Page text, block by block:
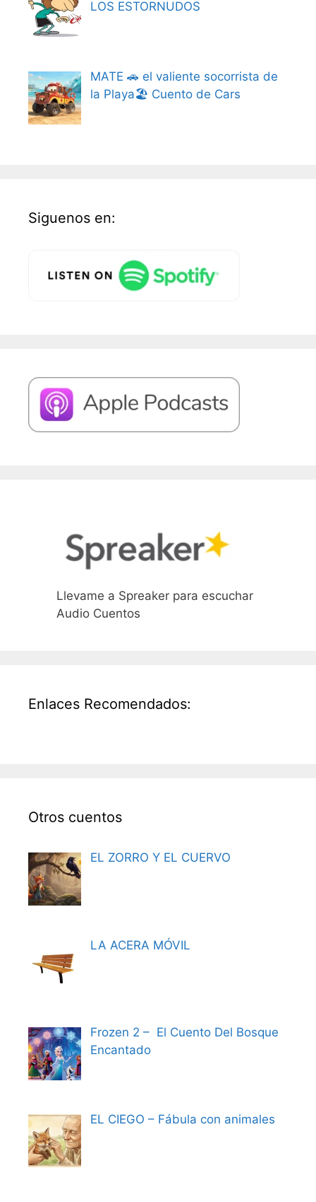
LOS ESTORNUDOS
MATE 🚗 el valiente socorrista de
la Playa🏖️ Cuento de Cars
Siguenos en:
Llevame a Spreaker para escuchar
Audio Cuentos
Enlaces Recomendados:
Otros cuentos
EL ZORRO Y EL CUERVO
LA ACERA MÓVIL
Frozen 2 – El Cuento Del Bosque
Encantado
EL CIEGO – Fábula con animales